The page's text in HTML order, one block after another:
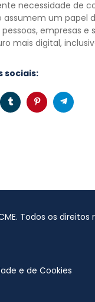
necessidade de
assumem um papel
empresas e
mais digital,
sociais:
. Todos os direitos
e de Cookies